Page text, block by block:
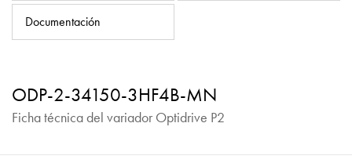
Documentación
ODP-2-34150-3HF4B-MN
Ficha técnica del variador Optidrive P2